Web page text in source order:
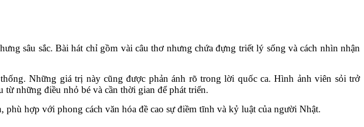
sâu sắc. Bài hát chỉ gồm vài câu thơ nhưng chứa đựng triết lý sống và cách nhìn nhận
Những giá trị này cũng được phản ánh rõ trong lời quốc ca. Hình ảnh viên sỏi trở
những điều nhỏ bé và cần thời gian để phát triển.
hợp với phong cách văn hóa đề cao sự điềm tĩnh và kỷ luật của người Nhật.